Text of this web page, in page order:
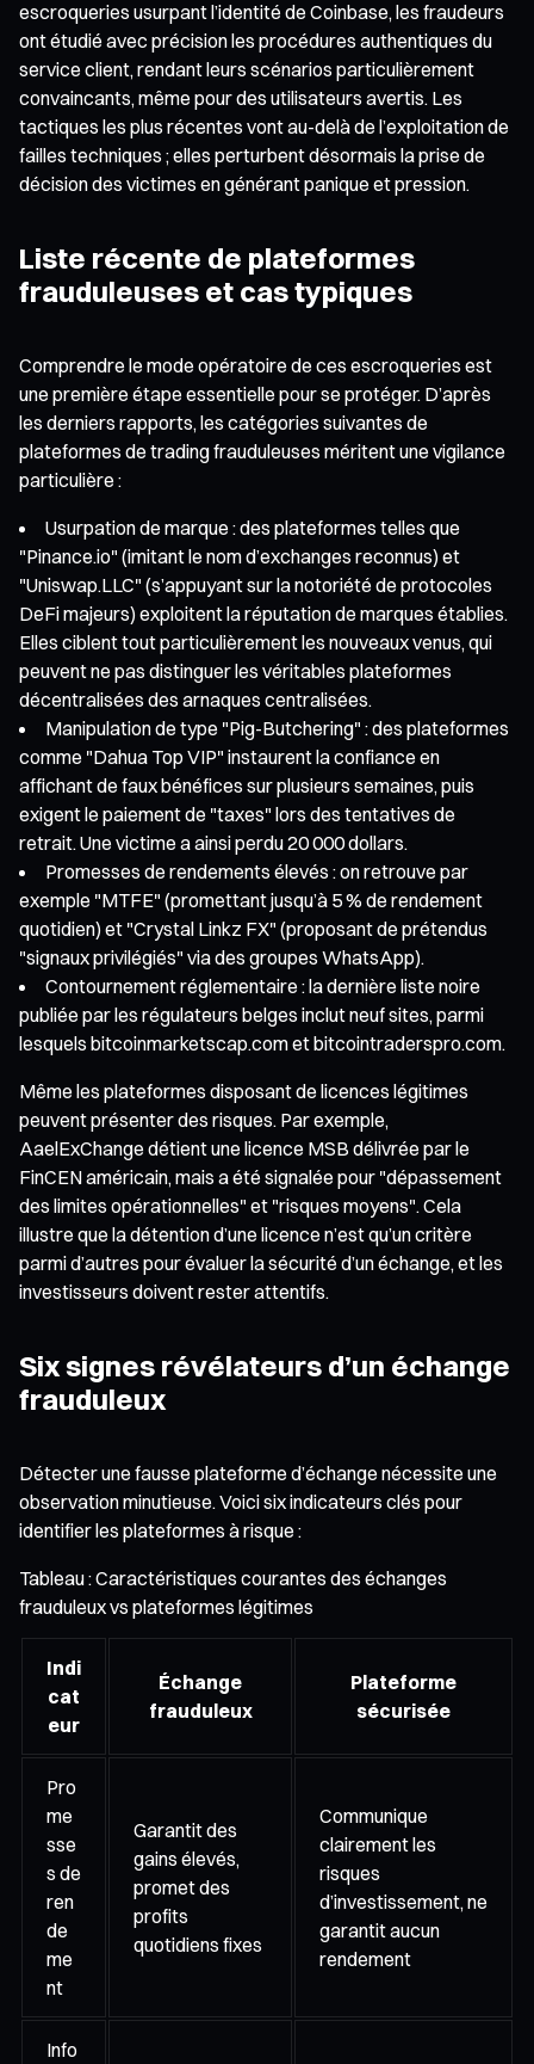
escroqueries usurpant l’identité de Coinbase, les fraudeurs
ont étudié avec précision les procédures authentiques du
service client, rendant leurs scénarios particulièrement
convaincants, même pour des utilisateurs avertis. Les
tactiques les plus récentes vont au-delà de l’exploitation de
failles techniques ; elles perturbent désormais la prise de
décision des victimes en générant panique et pression.
Liste récente de plateformes
frauduleuses et cas typiques
Comprendre le mode opératoire de ces escroqueries est
une première étape essentielle pour se protéger. D’après
les derniers rapports, les catégories suivantes de
plateformes de trading frauduleuses méritent une vigilance
particulière :
Usurpation de marque : des plateformes telles que
"Pinance.io" (imitant le nom d’exchanges reconnus) et
"Uniswap.LLC" (s’appuyant sur la notoriété de protocoles
DeFi majeurs) exploitent la réputation de marques établies.
Elles ciblent tout particulièrement les nouveaux venus, qui
peuvent ne pas distinguer les véritables plateformes
décentralisées des arnaques centralisées.
Manipulation de type "Pig-Butchering" : des plateformes
comme "Dahua Top VIP" instaurent la confiance en
affichant de faux bénéfices sur plusieurs semaines, puis
exigent le paiement de "taxes" lors des tentatives de
retrait. Une victime a ainsi perdu 20 000 dollars.
Promesses de rendements élevés : on retrouve par
exemple "MTFE" (promettant jusqu’à 5 % de rendement
quotidien) et "Crystal Linkz FX" (proposant de prétendus
"signaux privilégiés" via des groupes WhatsApp).
Contournement réglementaire : la dernière liste noire
publiée par les régulateurs belges inclut neuf sites, parmi
lesquels bitcoinmarketscap.com et bitcointraderspro.com.
Même les plateformes disposant de licences légitimes
peuvent présenter des risques. Par exemple,
AaelExChange détient une licence MSB délivrée par le
FinCEN américain, mais a été signalée pour "dépassement
des limites opérationnelles" et "risques moyens". Cela
illustre que la détention d’une licence n’est qu’un critère
parmi d’autres pour évaluer la sécurité d’un échange, et les
investisseurs doivent rester attentifs.
Six signes révélateurs d’un échange
frauduleux
Détecter une fausse plateforme d’échange nécessite une
observation minutieuse. Voici six indicateurs clés pour
identifier les plateformes à risque :
Tableau : Caractéristiques courantes des échanges
frauduleux vs plateformes légitimes
Indi
cat
eur
Échange
frauduleux
Plateforme
sécurisée
Pro
me
sse
s de
ren
de
me
nt
Garantit des
gains élevés,
promet des
profits
quotidiens fixes
Communique
clairement les
risques
d’investissement, ne
garantit aucun
rendement
Info